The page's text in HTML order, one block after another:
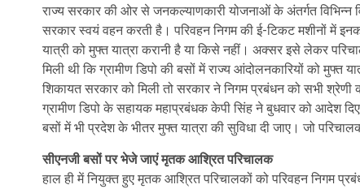
राज्य सरकार की ओर से जनकल्याणकारी योजनाओं के अंतर्गत विभिन्न
सरकार स्वयं वहन करती है। परिवहन निगम की ई-टिकट मशीनों में
यात्री को मुफ्त यात्रा करानी है या किसे नहीं। अक्सर इसे लेकर
मिली थी कि ग्रामीण डिपो की बसों में राज्य आंदोलनकारियों को
शिकायत सरकार को मिली तो सरकार ने निगम प्रबंधन को सभी श्रेणी
ग्रामीण डिपो के सहायक महाप्रबंधक केपी सिंह ने बुधवार को आदेश
बसों में भी प्रदेश के भीतर मुफ्त यात्रा की सुविधा दी जाए। जो
सीएनजी बसों पर भेजे जाएं मृतक आश्रित परिचालक
हाल ही में नियुक्त हुए मृतक आश्रित परिचालकों को परिवहन निगम